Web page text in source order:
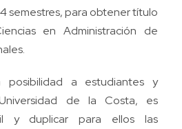
semestres, para obtener título
en Administración de
posibilidad a estudiantes y
de la Costa, es
y duplicar para ellos las